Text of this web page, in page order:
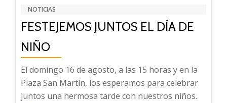
NOTICIAS
FESTEJEMOS JUNTOS EL DÍA DE
NIÑO
El domingo 16 de agosto, a las 15 horas y en la
Plaza San Martín, los esperamos para celebrar
juntos una hermosa tarde con nuestros niños.